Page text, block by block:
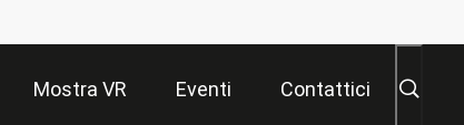
Mostra VR Eventi Contattici